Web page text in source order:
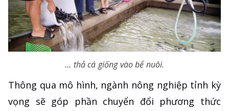
... thả cá giống vào bể nuôi.
Thông qua mô hình, ngành nông nghiệp tỉnh kỳ
vọng sẽ góp phần chuyển đổi phương thức